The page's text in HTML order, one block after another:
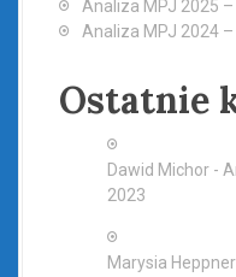
Analiza MPJ 2025 –
Analiza MPJ 2024
Ostatnie
Dawid Michor -
2023
Marysia Heppner